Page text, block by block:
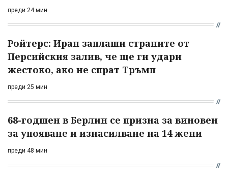
преди 24 мин
Ройтерс: Иран заплаши страните от
Персийския залив, че ще ги удари
жестоко, ако не спрат Тръмп
преди 25 мин
68-годшен в Берлин се призна за виновен
за упояване и изнасилване на 14 жени
преди 48 мин